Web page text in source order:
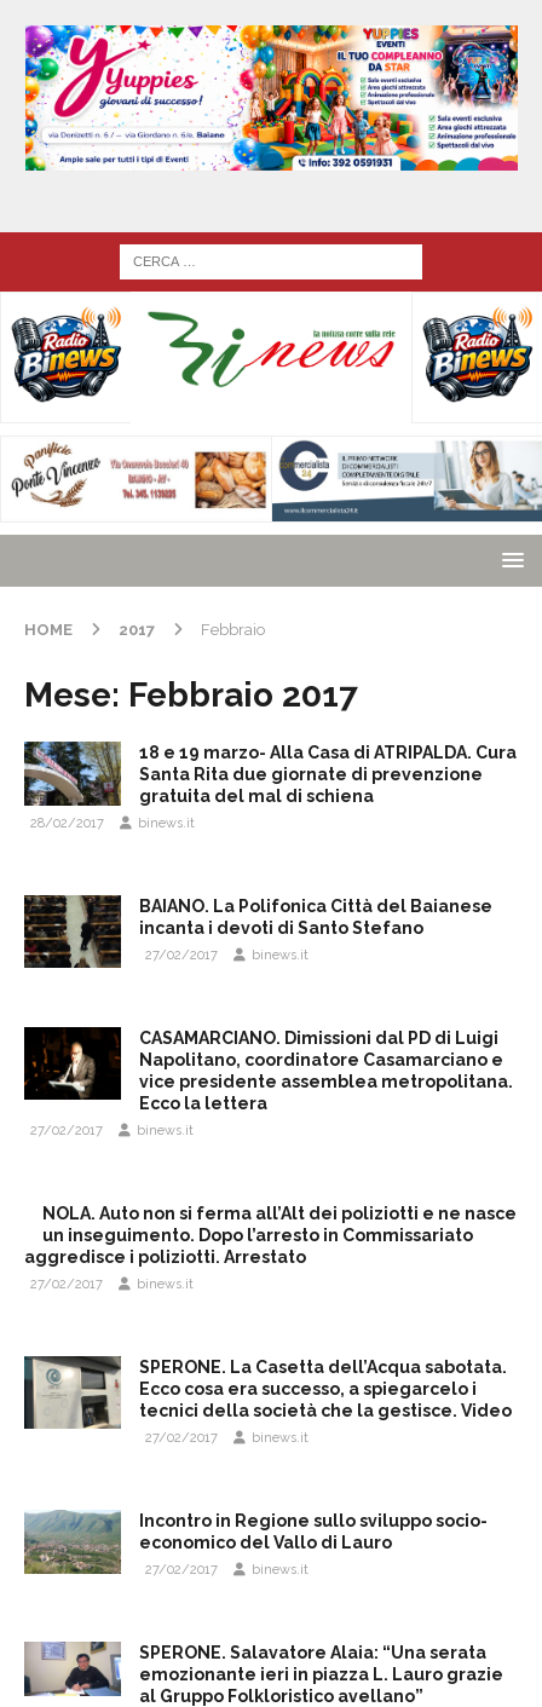
HOME 2017 Febbraio
Mese: Febbraio 2017
18 e 19 marzo- Alla Casa di ATRIPALDA. Cura
Santa Rita due giornate di prevenzione
gratuita del mal di schiena
28/02/2017 binews.it
BAIANO. La Polifonica Città del Baianese
incanta i devoti di Santo Stefano
27/02/2017 binews.it
CASAMARCIANO. Dimissioni dal PD di Luigi
Napolitano, coordinatore Casamarciano e
vice presidente assemblea metropolitana.
Ecco la lettera
27/02/2017 binews.it
NOLA. Auto non si ferma all’Alt dei poliziotti e ne nasce
un inseguimento. Dopo l’arresto in Commissariato
aggredisce i poliziotti. Arrestato
27/02/2017 binews.it
SPERONE. La Casetta dell’Acqua sabotata.
Ecco cosa era successo, a spiegarcelo i
tecnici della società che la gestisce. Video
27/02/2017 binews.it
Incontro in Regione sullo sviluppo socio-
economico del Vallo di Lauro
27/02/2017 binews.it
SPERONE. Salavatore Alaia: “Una serata
emozionante ieri in piazza L. Lauro grazie
al Gruppo Folkloristico avellano”